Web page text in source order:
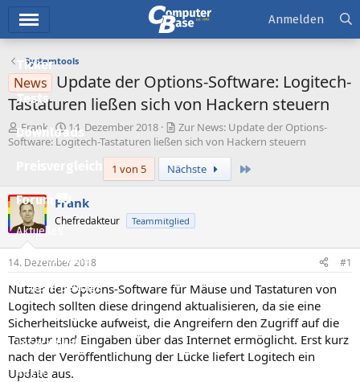
Ticker
Tests
Downloads
Forum
Aktuelles
Empfohlene Inhalte
Neue Beiträge
Neueste Aktivitäten
Leserartikel
Regeln
Anmelden
Systemtools
News Update der Options-Software: Logitech-
Tastaturen ließen sich von Hackern steuern
E
r
l
l
e
r
Frank
E
r
t
m
14. Dezember 2018
Zur News: Update der Options-
Software: Logitech-Tastaturen ließen sich von Hackern steuern
1 von 5
Nächste
Frank
Chefredakteur Teammitglied
14. Dezember 2018 #1
Nutzer der Options-Software für Mäuse und Tastaturen von
Logitech sollten diese dringend aktualisieren, da sie eine
Sicherheitslücke aufweist, die Angreifern den Zugriff auf die
Tastatur und Eingaben über das Internet ermöglicht. Erst kurz
nach der Veröffentlichung der Lücke liefert Logitech ein
Update aus.